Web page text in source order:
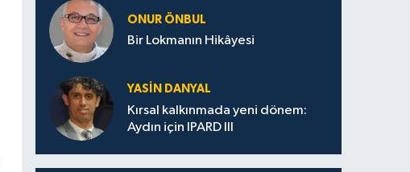
ONUR ÖNBUL
Bir Lokmanın Hikâyesi
YASIN DANYAL
Kırsal kalkınmada yeni dönem:
Aydın için IPARD III